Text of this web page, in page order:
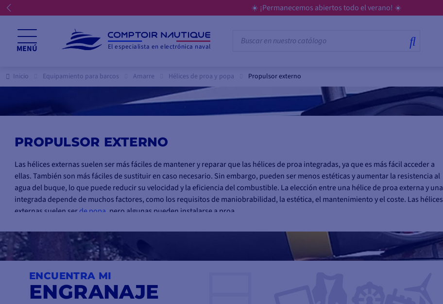
☀️ ¡Permanecemos abiertos todo el verano! ☀️
MENÚ El especialista en electrónica naval
Inicio Equipamiento para barcos Amarre Hélices de proa y popa Propulsor externo
PROPULSOR EXTERNO
Las hélices externas suelen ser más fáciles de mantener y reparar que las hélices de proa integradas, ya que es más fácil acceder a
ellas. También son más fáciles de sustituir en caso necesario. Sin embargo, pueden ser menos estéticas y aumentar la resistencia al
agua del buque, lo que puede reducir su velocidad y la eficiencia del combustible. La elección entre una hélice de proa externa y una
integrada depende de muchos factores, como los requisitos de maniobrabilidad, la estética, el mantenimiento y el coste. Las hélices
externas suelen serde popa , pero algunas pueden instalarse a proa.
ENCUENTRA MI
ENGRANAJE